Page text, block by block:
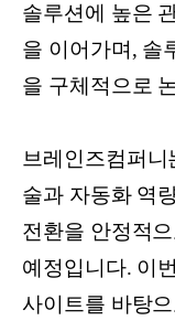
솔루션에 높은
을 이어가며, 솔
을 구체적으로
브레인즈컴퍼니
술과 자동화 역
전환을 안정적
예정입니다. 이
사이트를 바탕